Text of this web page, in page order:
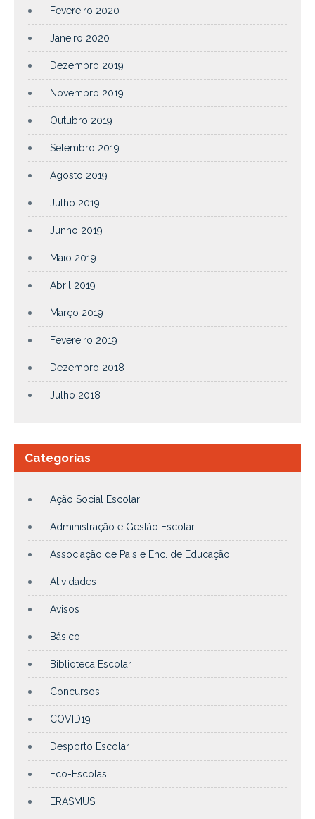
Fevereiro 2020
Janeiro 2020
Dezembro 2019
Novembro 2019
Outubro 2019
Setembro 2019
Agosto 2019
Julho 2019
Junho 2019
Maio 2019
Abril 2019
Março 2019
Fevereiro 2019
Dezembro 2018
Julho 2018
Categorias
Ação Social Escolar
Administração e Gestão Escolar
Associação de Pais e Enc. de Educação
Atividades
Avisos
Básico
Biblioteca Escolar
Concursos
COVID19
Desporto Escolar
Eco-Escolas
ERASMUS